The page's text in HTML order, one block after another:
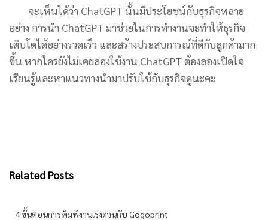
จะเห็นได้ว่า ChatGPT นั้นมีประโยชน์กับธุรกิจหลาย
อย่าง การนำ ChatGPT มาช่วยในการทำงานจะทำให้ธุรกิจ
เติบโตได้อย่างรวดเร็ว และสร้างประสบการณ์ที่ดีกับลูกค้ามาก
ขึ้น หากใครยังไม่เคยลองใช้งาน ChatGPT ต้องลองเปิดใจ
เรียนรู้และหาแนวทางนำมาปรับใช้กับธุรกิจดูนะคะ
Related Posts
4 ขั้นตอนการพิมพ์งานเร่งด่วนกับ Gogoprint